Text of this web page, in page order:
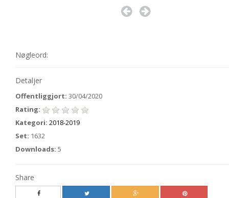
Nøgleord:
Detaljer
Offentliggjort: 30/04/2020
Rating:
Kategori: 2018-2019
Set: 1632
Downloads: 5
Share